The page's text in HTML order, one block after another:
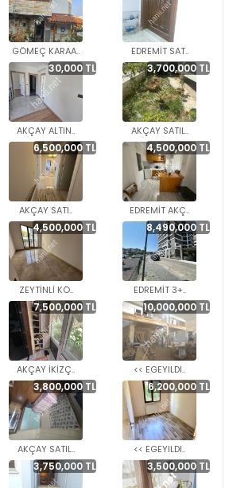
GÖMEÇ KARAA.. EDREMİT SAT..
30,000 TL
AKÇAY ALTIN..
3,700,000 TL
AKÇAY SATIL..
6,500,000 TL
AKÇAY SATI..
4,500,000 TL
EDREMİT AKÇ..
4,500,000 TL
ZEYTİNLİ KÖ..
8,490,000 TL
EDREMİT 3+..
7,500,000 TL
AKÇAY İKİZÇ..
10,000,000 TL
<< EGEYILDI..
3,800,000 TL
AKÇAY SATIL..
6,200,000 TL
<< EGEYILDI..
3,750,000 TL 3,500,000 TL